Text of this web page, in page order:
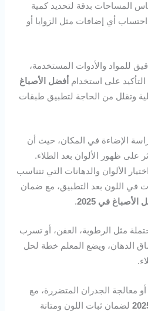
المساحات بدقة لتحديد كمية
احتساب أي إضافات مثل الزوايا أو
للمواد والأدوات المستخدمة،
على استخدام أفضل الأصباغ
وتقلل من الحاجة لتطبيق طبقات
الإضاءة في المكان، حيث أن
على ظهور الألوان بعد الطلاء.
الألوان والدهانات التي تتناسب
في اللون بعد التطبيق، مع ضمان
الأصباغ في 2025 .
مثل الرطوبة، العفن، أو تسرب
الدهان، ويضع المعلم خطة لحل
معالجة الجدران المتضررة، مع
لضمان ثبات اللون ومتانة